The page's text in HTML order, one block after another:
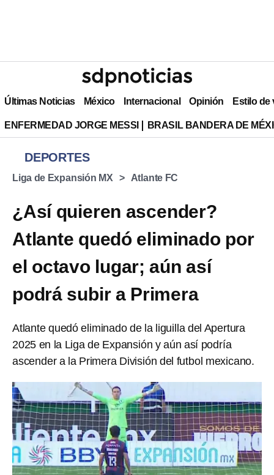
Últimas Noticias México Internacional Opinión Estilo de
ENFERMEDAD JORGE MESSI BRASIL BANDERA DE
DEPORTES
Liga de Expansión MX Atlante FC
¿Así quieren ascender?
Atlante quedó eliminado por
el octavo lugar; aún así
podrá subir a Primera
Atlante quedó eliminado de la liguilla del Apertura
2025 en la Liga de Expansión y aún así podría
ascender a la Primera División del futbol mexicano.